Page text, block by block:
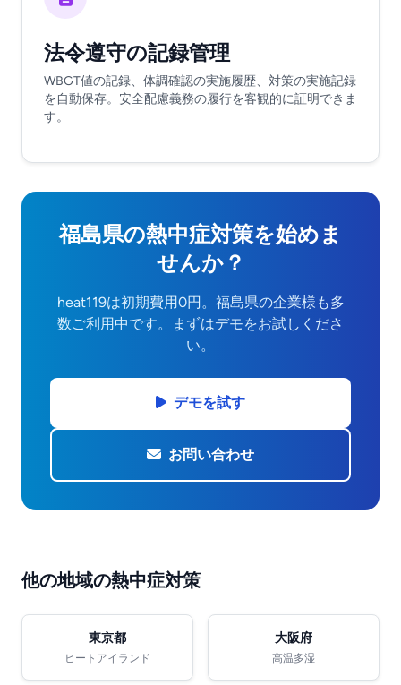
法令遵守の記録管理
WBGT値の記録、体調確認の実施履歴、対策の実施記録
を自動保存。安全配慮義務の履行を客観的に証明できま
す。
福島県の熱中症対策を始めま
せんか？
heat119は初期費用0円。福島県の企業様も多
数ご利用中です。まずはデモをお試しくださ
い。
デモを試す
お問い合わせ
他の地域の熱中症対策
東京都
ヒートアイランド
大阪府
高温多湿